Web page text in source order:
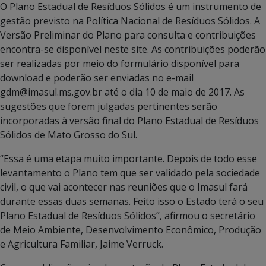
O Plano Estadual de Resíduos Sólidos é um instrumento de
gestão previsto na Política Nacional de Resíduos Sólidos. A
Versão Preliminar do Plano para consulta e contribuições
encontra-se disponível neste site. As contribuições poderão
ser realizadas por meio do formulário disponível para
download e poderão ser enviadas no e-mail
gdm@imasul.ms.gov.br até o dia 10 de maio de 2017. As
sugestões que forem julgadas pertinentes serão
incorporadas à versão final do Plano Estadual de Resíduos
Sólidos de Mato Grosso do Sul.
“Essa é uma etapa muito importante. Depois de todo esse
levantamento o Plano tem que ser validado pela sociedade
civil, o que vai acontecer nas reuniões que o Imasul fará
durante essas duas semanas. Feito isso o Estado terá o seu
Plano Estadual de Resíduos Sólidos”, afirmou o secretário
de Meio Ambiente, Desenvolvimento Econômico, Produção
e Agricultura Familiar, Jaime Verruck.